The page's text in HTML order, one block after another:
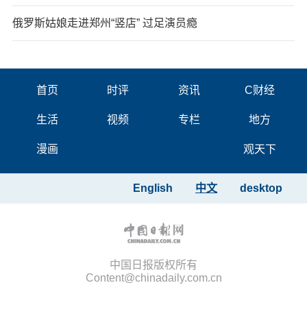
俄罗斯姑娘走进郑州“竖店” 过足演员瘾
首页 时评 资讯 C财经
生活 视频 专栏 地方
漫画 观天下
desktop
中文
English
中国日报版权所有
Content@chinadaily.com.cn